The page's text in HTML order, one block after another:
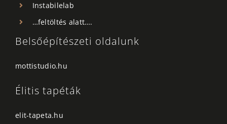
Instabilelab
…feltöltés alatt….
Belsőépítészeti oldalunk
mottistudio.hu
Élitis tapéták
elit-tapeta.hu